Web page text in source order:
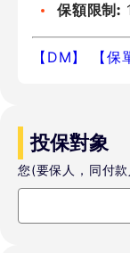
保額限制:
【DM】 【保
投保對象
您(要保人，同付